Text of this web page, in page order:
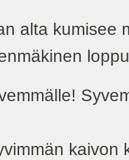
alta kumisee
kaivon